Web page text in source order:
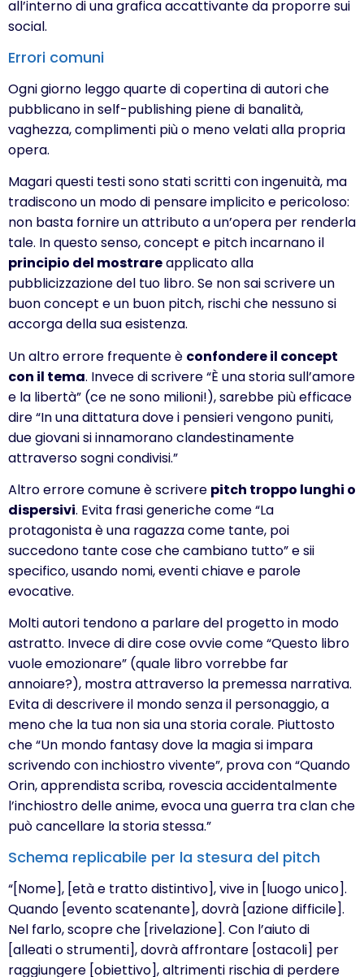
all’interno di una grafica accattivante da proporre sui
social.
Errori comuni
Ogni giorno leggo quarte di copertina di autori che
pubblicano in self-publishing piene di banalità,
vaghezza, complimenti più o meno velati alla propria
opera.
Magari questi testi sono stati scritti con ingenuità, ma
tradiscono un modo di pensare implicito e pericoloso:
non basta fornire un attributo a un’opera per renderla
tale. In questo senso, concept e pitch incarnano il
principio del mostrareapplicato alla
pubblicizzazione del tuo libro. Se non sai scrivere un
buon concept e un buon pitch, rischi che nessuno si
accorga della sua esistenza.
Un altro errore frequente è confondere il concept
con il tema. Invece di scrivere “È una storia sull’amore
e la libertà” (ce ne sono milioni!), sarebbe più efficace
dire “In una dittatura dove i pensieri vengono puniti,
due giovani si innamorano clandestinamente
attraverso sogni condivisi.”
Altro errore comune è scrivere pitch troppo lunghi o
dispersivi. Evita frasi generiche come “La
protagonista è una ragazza come tante, poi
succedono tante cose che cambiano tutto” e sii
specifico, usando nomi, eventi chiave e parole
evocative.
Molti autori tendono a parlare del progetto in modo
astratto. Invece di dire cose ovvie come “Questo libro
vuole emozionare” (quale libro vorrebbe far
annoiare?), mostra attraverso la premessa narrativa.
Evita di descrivere il mondo senza il personaggio, a
meno che la tua non sia una storia corale. Piuttosto
che “Un mondo fantasy dove la magia si impara
scrivendo con inchiostro vivente”, prova con “Quando
Orin, apprendista scriba, rovescia accidentalmente
l’inchiostro delle anime, evoca una guerra tra clan che
può cancellare la storia stessa.”
Schema replicabile per la stesura del pitch
“[Nome], [età e tratto distintivo], vive in [luogo unico].
Quando [evento scatenante], dovrà [azione difficile].
Nel farlo, scopre che [rivelazione]. Con l’aiuto di
[alleati o strumenti], dovrà affrontare [ostacoli] per
raggiungere [obiettivo], altrimenti rischia di perdere